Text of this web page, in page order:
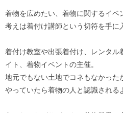
着物を広めたい、着物に関するイベ
考えは着付け講師という切符を手に
着付け教室や出張着付け、レンタ
イト、着物イベントの主催。
地元でもない土地でコネもなかった
やっていたら着物の人と認識される